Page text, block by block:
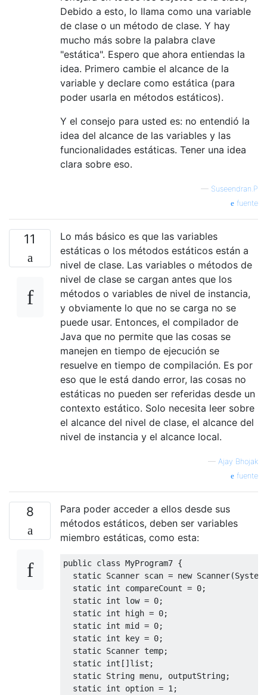
Debido a esto, lo llama como una variable
de clase o un método de clase. Y hay
mucho más sobre la palabra clave
"estática". Espero que ahora entiendas la
idea. Primero cambie el alcance de la
variable y declare como estática (para
poder usarla en métodos estáticos).
Y el consejo para usted es: no entendió la
idea del alcance de las variables y las
funcionalidades estáticas. Tener una idea
clara sobre eso.
— Suseendran.P
fuente
11
Lo más básico es que las variables
estáticas o los métodos estáticos están a
nivel de clase. Las variables o métodos de
nivel de clase se cargan antes que los
métodos o variables de nivel de instancia,
y obviamente lo que no se carga no se
puede usar. Entonces, el compilador de
Java que no permite que las cosas se
manejen en tiempo de ejecución se
resuelve en tiempo de compilación. Es por
eso que le está dando error, las cosas no
estáticas no pueden ser referidas desde un
contexto estático. Solo necesita leer sobre
el alcance del nivel de clase, el alcance del
nivel de instancia y el alcance local.
— Ajay Bhojak
fuente
8
Para poder acceder a ellos desde sus
métodos estáticos, deben ser variables
miembro estáticas, como esta:
public class MyProgram7 {
static Scanner scan = new Scanner(System
static int compareCount = 0;
static int low = 0;
static int high = 0;
static int mid = 0;
static int key = 0;
static Scanner temp;
static int []list ;
static String menu, outputString;
static int option = 1 ;